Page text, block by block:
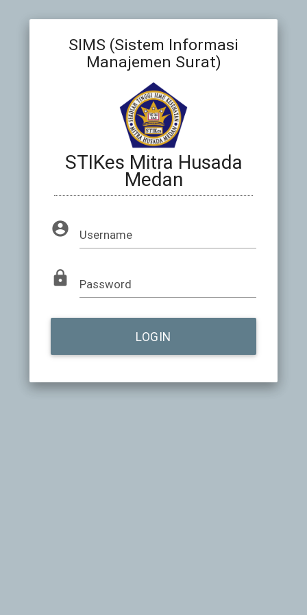
SIMS (Sistem Informasi
Manajemen Surat)
STIKes Mitra Husada
Medan
account_circle Username
lock Password
LOGIN